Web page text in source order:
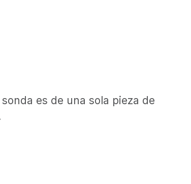
es de una sola pieza de